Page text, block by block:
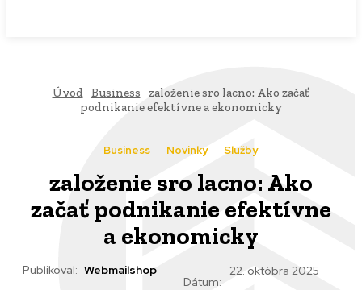
Úvod Business
založenie sro lacno: Ako začať
podnikanie efektívne a ekonomicky
Business Novinky Služby
založenie sro lacno: Ako
začať podnikanie efektívne
a ekonomicky
Publikoval: Webmailshop
Dátum:
22. októbra 2025